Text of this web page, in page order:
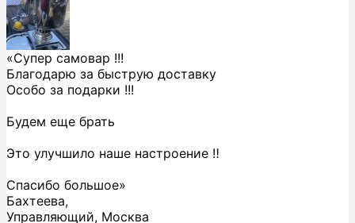
«Супер самовар !!!
Благодарю за быструю доставку
Особо за подарки !!!
Будем еще брать
Это улучшило наше настроение ‼️
Спасибо большое»
Бахтеева,
Управляющий, Москва